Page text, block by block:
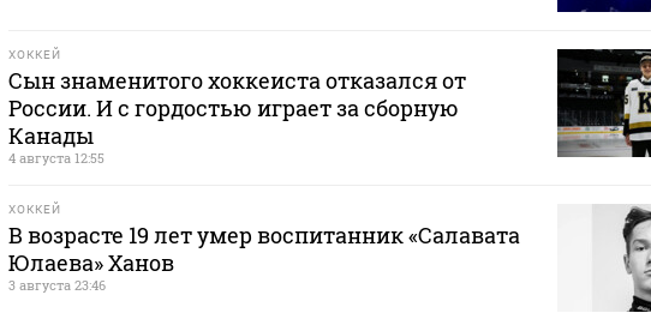
ХОККЕЙ
Сын знаменитого хоккеиста отказался от
России. И с гордостью играет за сборную
Канады
4 августа 12:55
ХОККЕЙ
В возрасте 19 лет умер воспитанник «Салавата
Юлаева» Ханов
3 августа 23:46